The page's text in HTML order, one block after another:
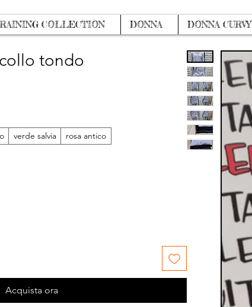
COLLECTION DONNA DONNA CURVY
tondo
verde salvia rosa antico
Acquista ora